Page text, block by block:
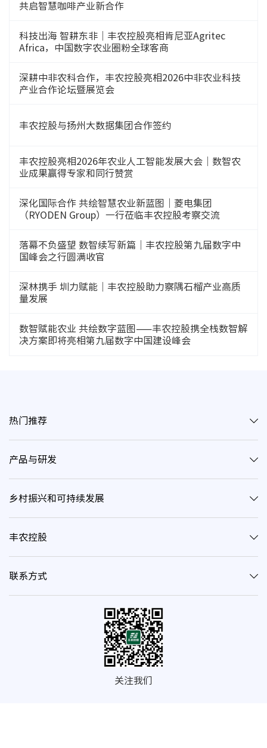
共启智慧咖啡产业新合作
科技出海 智耕东非｜丰农控股亮相肯尼亚Agritec
Africa，中国数字农业圈粉全球客商
深耕中非农科合作，丰农控股亮相2026中非农业科技
产业合作论坛暨展览会
丰农控股与扬州大数据集团合作签约
丰农控股亮相2026年农业人工智能发展大会｜数智农
业成果赢得专家和同行赞赏
深化国际合作 共绘智慧农业新蓝图｜菱电集团
（RYODEN Group）一行莅临丰农控股考察交流
落幕不负盛望 数智续写新篇｜丰农控股第九届数字中
国峰会之行圆满收官
深林携手 圳力赋能｜丰农控股助力察隅石榴产业高质
量发展
数智赋能农业 共绘数字蓝图——丰农控股携全栈数智解
决方案即将亮相第九届数字中国建设峰会
热门推荐
产品与研发
乡村振兴和可持续发展
丰农控股
联系方式
关注我们